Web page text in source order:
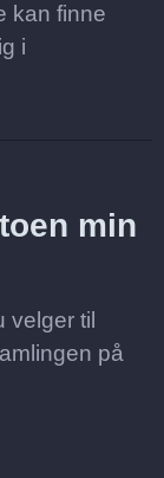
kan finne
i
min
velger til
på